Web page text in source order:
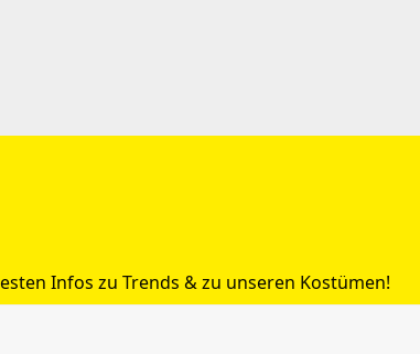
Infos zu Trends & zu unseren Kostümen!